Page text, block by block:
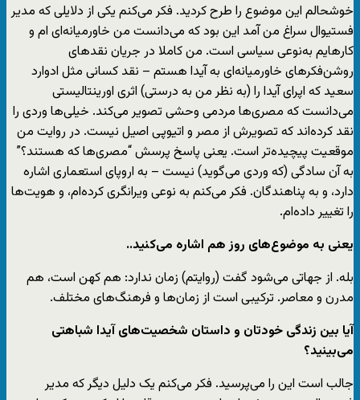
خوشحالم این موضوع را طرح کردید. فکر می‌کنم یکی از دلایلی که مدیر
فستیوال سراغ من آمد این بود که می‌دانست من خاورمیانه‌ای ام و
کارهایم به‌نوعی سیاسی است. من کاملا در جریان نقدهای
روشن‌فکرهای خاورمیانه‌ای به آیدا هستم – نقد کسانی مثل ادوارد
سعید که اپرای آیدا را (به نظر من به درستی) اثری اورینتالیستی
می‌دانست که مصری‌ها مردمی وحشی تصویر می‌کند. خیلی‌ها وردی را
نقد کرده‌اند که تصویرش از مصر و اتیوپی اصیل نیست. در روایت من
موقعیت پیچیده‌تر است. یعنی پاسخ پرسش “مصری‌ها که هستند؟”
به آن سادگی (که وردی می‌گوید) نیست – به اروپای استعماری اشاره
دارد، و به پناهندگان. فکر می‌کنم به نوعی ویرانگری کرده‌ام، و هویت‌ها
را تغییر داده‌ام.
یعنی به موضوع‌های روز هم اشاره می‌کنید..
بله. از جهاتی می‌شود گفت (روایتم) زمان ندارد: هم کهن است، هم
مدرن و معاصر. ترکیبی است از زمان‌ها و فرهنگ‌های مختلف.
آیا بین زندگی خودتان و داستان شخصیت‌های آیدا شباهتی
می‌بینید؟
جالب است این را می‌پرسید. فکر می‌کنم یک دلیل دیگر که مدیر